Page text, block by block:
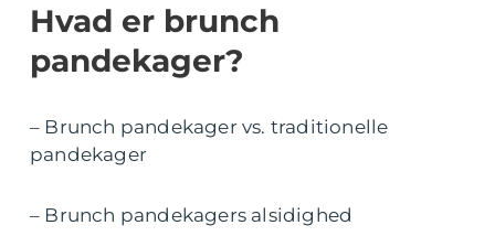
Hvad er brunch
pandekager?
– Brunch pandekager vs. traditionelle
pandekager
– Brunch pandekagers alsidighed